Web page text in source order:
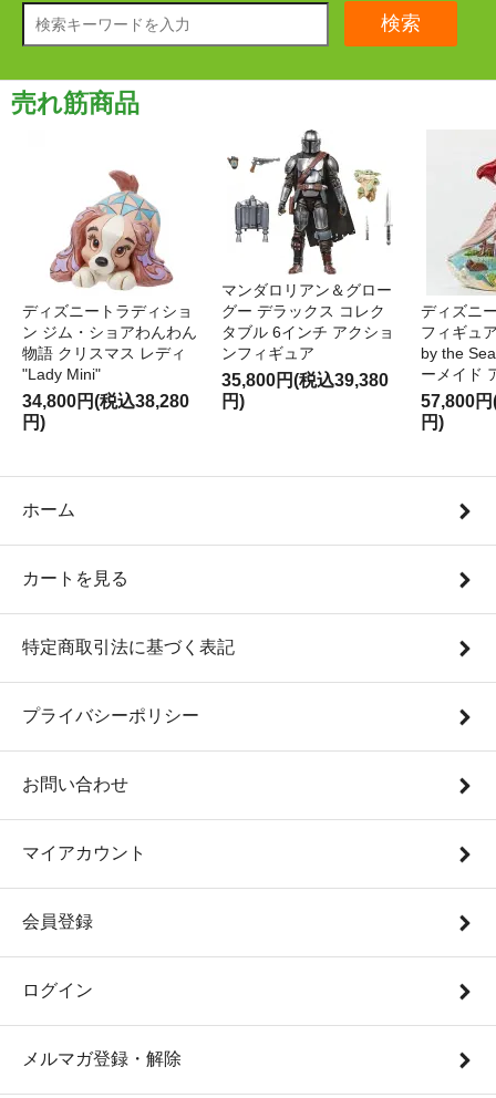
検索
売れ筋商品
ディズニートラディショ
ン ジム・ショアわんわん
物語 クリスマス レディ
"Lady Mini"
34,800円(税込38,280
円)
マンダロリアン＆グロー
グー デラックス コレク
タブル 6インチ アクショ
ンフィギュア
35,800円(税込39,380
円)
ディズニ
フィギュ
by the
ーメイド
57,800
円)
ホーム
カートを見る
特定商取引法に基づく表記
プライバシーポリシー
お問い合わせ
マイアカウント
会員登録
ログイン
メルマガ登録・解除